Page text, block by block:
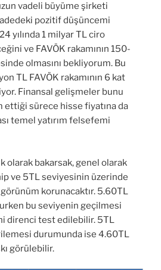
vadeli büyüme şirketi
pozitif düşüncemi
yılında 1 milyar TL ciro
ve FAVÖK rakamının 150-
olmasını bekliyorum. Bu
TL FAVÖK rakamının 6 kat
Finansal gelişmeler bunu
sürece hisse fiyatına da
temel yatırım felsefemi
olarak bakarsak, genel olarak
ve 5TL seviyesinin üzerinde
korunacaktır. 5.60TL
bu seviyenin geçilmesi
direnci test edilebilir. 5TL
durumunda ise 4.60TL
görülebilir.